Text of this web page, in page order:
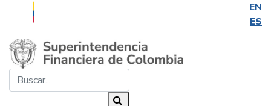
EN
ES
Saltar al contenido principal